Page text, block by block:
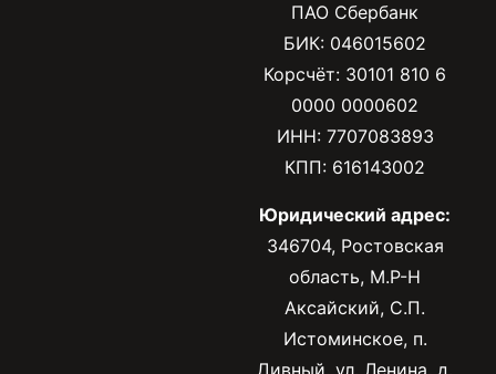
ПАО Сбербанк
БИК: 046015602
Корсчёт: 30101 810 6
0000 0000602
ИНН: 7707083893
КПП: 616143002
Юридический адрес:
346704, Ростовская
область, М.Р-Н
Аксайский, С.П.
Истоминское, п.
Дивный, ул. Ленина, д.